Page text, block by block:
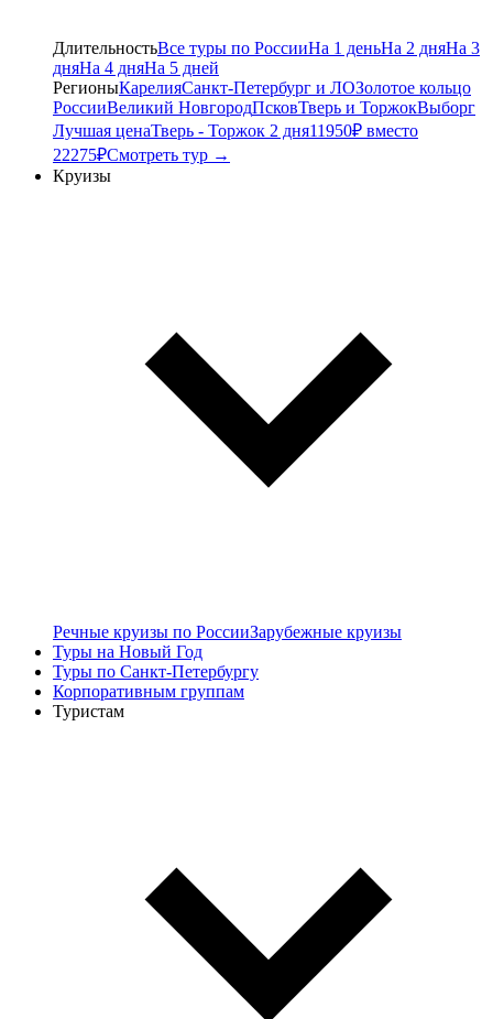
ДлительностьВсе туры по РоссииНа 1 деньНа 2 дняНа 3
дняНа 4 дняНа 5 дней
РегионыКарелияСанкт-Петербург и ЛОЗолотое кольцо
РоссииВеликий НовгородПсковТверь и ТоржокВыборг
Лучшая ценаТверь - Торжок 2 дня11950₽ вместо
22275₽Смотреть тур →
Круизы
Речные круизы по РоссииЗарубежные круизы
Туры на Новый Год
Туры по Санкт-Петербургу
Корпоративным группам
Туристам